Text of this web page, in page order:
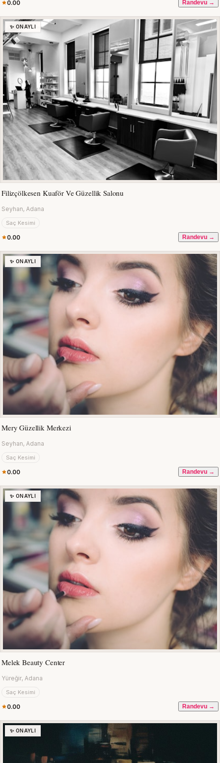
0.00 Randevu →
✨ ONAYLI
Filizçölkesen Kuaför Ve Güzellik Salonu
Seyhan, Adana
Saç Kesimi
0.00 Randevu →
✨ ONAYLI
Mery Güzellik Merkezi
Seyhan, Adana
Saç Kesimi
0.00 Randevu →
✨ ONAYLI
Melek Beauty Center
Yüreğir, Adana
Saç Kesimi
0.00 Randevu →
✨ ONAYLI